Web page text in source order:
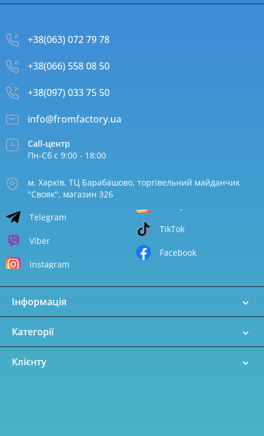
+38(063) 072 79 78
+38(066) 558 08 50
+38(097) 033 75 50
info@fromfactory.ua
Call-центр
Пн-Сб с 9:00 - 18:00
м. Харків, ТЦ Барабашово, торгівельний майданчик
"Свояк", магазин 326
Telegram
Viber
Instagram
TikTok
Facebook
Інформація
Категорії
Клієнту